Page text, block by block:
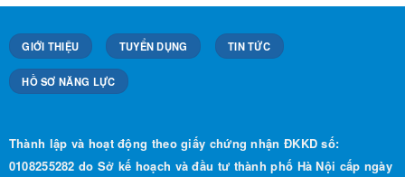
GIỚI THIỆU TUYỂN DỤNG TIN TỨC
HỒ SƠ NĂNG LỰC
Thành lập và hoạt động theo giấy chứng nhận ĐKKD số:
0108255282 do Sở kế hoạch và đầu tư thành phố Hà Nội cấp ngày